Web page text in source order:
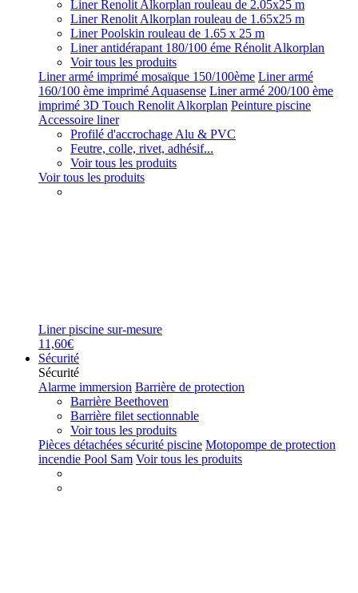
Liner Renolit Alkorplan rouleau de 2.05x25 m
Liner Renolit Alkorplan rouleau de 1.65x25 m
Liner Poolskin rouleau de 1.65 x 25 m
Liner antidérapant 180/100 éme Rénolit Alkorplan
Voir tous les produits
Liner armé imprimé mosaïque 150/100ème Liner armé
160/100 ème imprimé Aquasense Liner armé 200/100 ème
imprimé 3D Touch Renolit Alkorplan Peinture piscine
Accessoire liner
Profilé d'accrochage Alu & PVC
Feutre, colle, rivet, adhésif...
Voir tous les produits
Voir tous les produits
Liner piscine sur-mesure
11,60€
Sécurité
Sécurité
Alarme immersion Barrière de protection
Barrière Beethoven
Barrière filet sectionnable
Voir tous les produits
Pièces détachées sécurité piscine Motopompe de protection
incendie Pool Sam Voir tous les produits